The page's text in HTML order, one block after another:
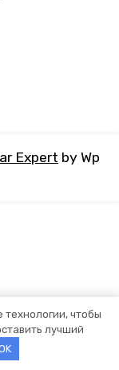
Expert by Wp
технологии, чтобы
лучший